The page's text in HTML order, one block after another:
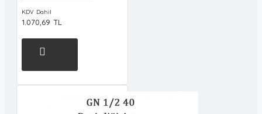
KDV Dahil
1.070,69 TL